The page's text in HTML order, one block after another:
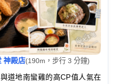
神殿店(190m，步行 3 分鐘)
道地南蠻雞的高CP值人氣在